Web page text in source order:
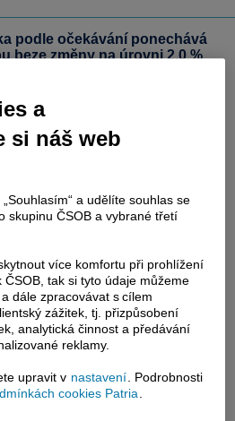
podle očekávání ponechává
beze změny na úrovni 2,0 %
a
si náš web
a udělíte souhlas se
skupinu ČSOB a vybrané třetí
více komfortu při prohlížení
tak si tyto údaje můžeme
dále zpracovávat s cílem
zážitek, tj. přizpůsobení
analytická činnost a předávání
reklamy.
upravit v nastavení. Podrobnosti
cookies Patria.